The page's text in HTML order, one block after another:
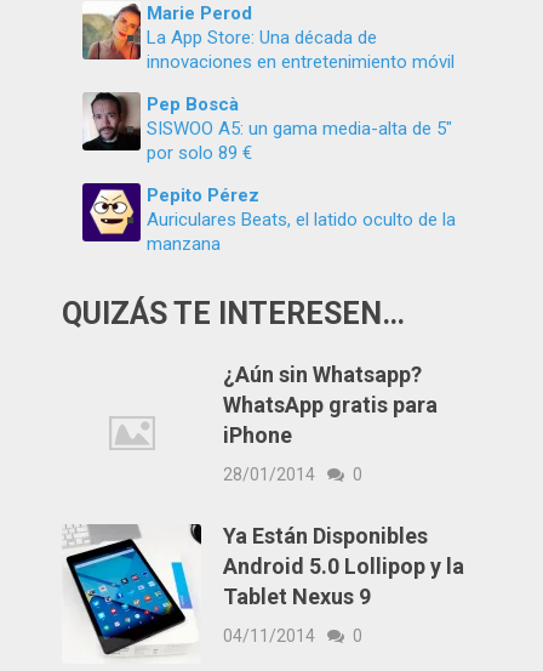
Marie Perod
La App Store: Una década de
innovaciones en entretenimiento móvil
Pep Boscà
SISWOO A5: un gama media-alta de 5″
por solo 89 €
Pepito Pérez
Auriculares Beats, el latido oculto de la
manzana
QUIZÁS TE INTERESEN…
¿Aún sin Whatsapp?
WhatsApp gratis para
iPhone
28/01/2014 0
Ya Están Disponibles
Android 5.0 Lollipop y la
Tablet Nexus 9
04/11/2014 0